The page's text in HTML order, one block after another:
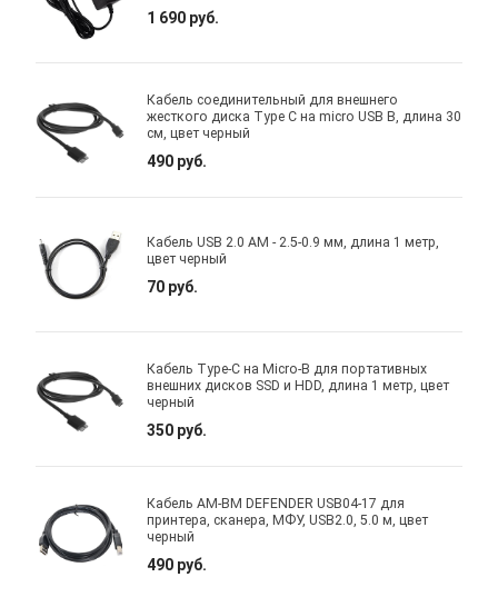
1 690 руб.
Кабель соединительный для внешнего
жесткого диска Type C на micro USB B, длина 30
см, цвет черный
490 руб.
Кабель USB 2.0 AM - 2.5-0.9 мм, длина 1 метр,
цвет черный
70 руб.
Кабель Type-C на Micro-B для портативных
внешних дисков SSD и HDD, длина 1 метр, цвет
черный
350 руб.
Кабель AM-BM DEFENDER USB04-17 для
принтера, сканера, МФУ, USB2.0, 5.0 м, цвет
черный
490 руб.